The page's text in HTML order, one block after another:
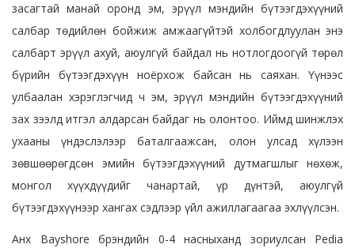
засагтай манай оронд эм, эрүүл мэндийн бүтээгдэхүүний
салбар төдийлөн бойжиж амжаагүйтэй холбогдлуулан энэ
салбарт эрүүл ахуй, аюулгүй байдал нь нотлогдоогүй төрөл
бүрийн бүтээгдэхүүн ноёрхож байсан нь саяхан. Үүнээс
улбаалан хэрэглэгчид ч эм, эрүүл мэндийн бүтээгдэхүүний
зах зээлд итгэл алдарсан байдаг нь олонтоо. Иймд шинжлэх
ухааны үндэслэлээр баталгаажсан, олон улсад хүлээн
зөвшөөрөгдсөн эмийн бүтээгдэхүүний дутмагшлыг нөхөж,
монгол хүүхдүүдийг чанартай, үр дүнтэй, аюулгүй
бүтээгдэхүүнээр хангах сэдлээр үйл ажиллагаагаа эхлүүлсэн.
Анх Bayshore брэндийн 0-4 насныханд зориулсан Pedia